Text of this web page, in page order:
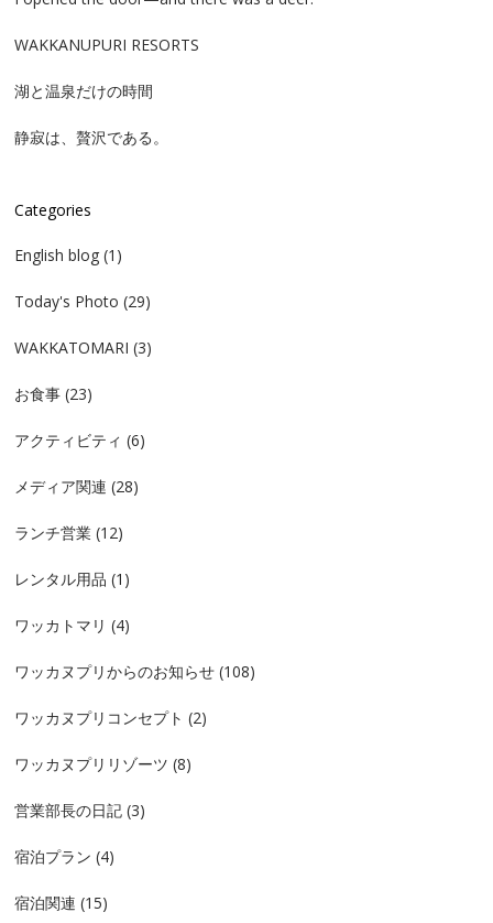
WAKKANUPURI RESORTS
湖と温泉だけの時間
静寂は、贅沢である。
Categories
English blog (1)
Today's Photo (29)
WAKKATOMARI (3)
お食事 (23)
アクティビティ (6)
メディア関連 (28)
ランチ営業 (12)
レンタル用品 (1)
ワッカトマリ (4)
ワッカヌプリからのお知らせ (108)
ワッカヌプリコンセプト (2)
ワッカヌプリリゾーツ (8)
営業部長の日記 (3)
宿泊プラン (4)
宿泊関連 (15)